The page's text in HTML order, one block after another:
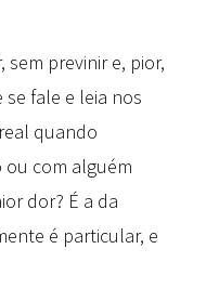
sem previnir e, pior,
se fale e leia nos
quando
ou com alguém
dor? É a da
é particular, e